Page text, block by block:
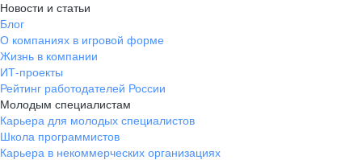
Новости и статьи
Блог
О компаниях в игровой форме
Жизнь в компании
ИТ-проекты
Рейтинг работодателей России
Молодым специалистам
Карьера для молодых специалистов
Школа программистов
Карьера в некоммерческих организациях